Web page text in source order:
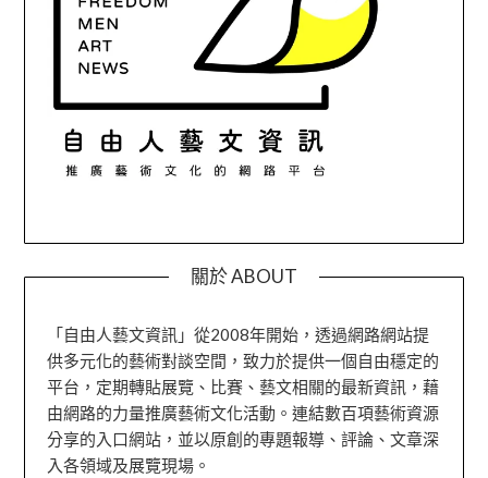
關於 ABOUT
「自由人藝文資訊」從2008年開始，透過網路網站提
供多元化的藝術對談空間，致力於提供一個自由穩定的
平台，定期轉貼展覽、比賽、藝文相關的最新資訊，藉
由網路的力量推廣藝術文化活動。連結數百項藝術資源
分享的入口網站，並以原創的專題報導、評論、文章深
入各領域及展覽現場。